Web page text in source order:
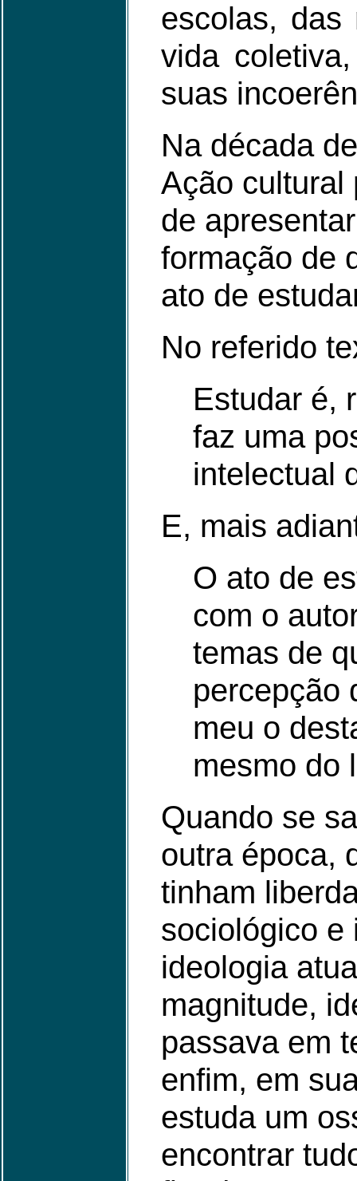
escolas, das
vida
suas
Na década
Ação cultural
de
formação de
ato de
No referido
Estudar é,
faz uma
intelectual
E, mais
O ato de
com o
temas de
percepção
meu o
mesmo do
Quando se
outra época,
tinham
sociológico e
ideologia
magnitude,
passava em
enfim, em
estuda um
encontrar